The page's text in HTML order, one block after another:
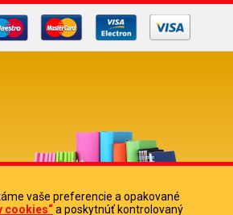
vaše preferencie a opakované
cookies“a poskytnúť kontrolovaný